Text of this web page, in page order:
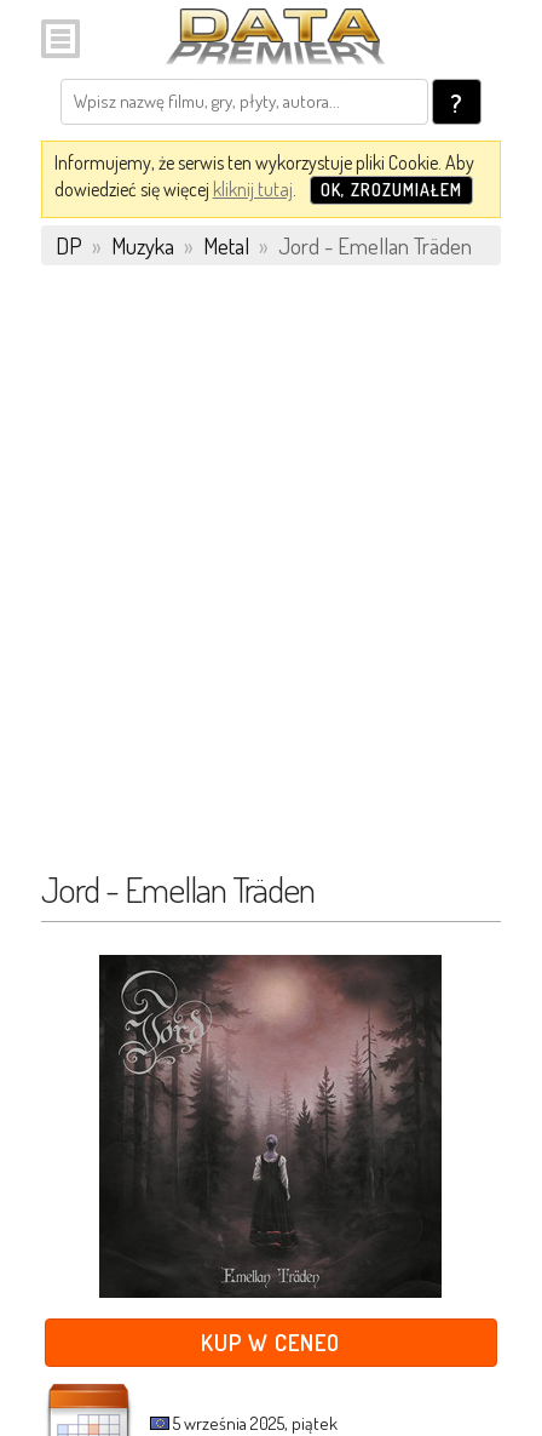
?
Informujemy, że serwis ten wykorzystuje pliki Cookie. Aby
dowiedzieć się więcej kliknij tutaj. OK, ZROZUMIAŁEM
DP » Muzyka » Metal » Jord - Emellan Träden
Jord - Emellan Träden
KUP W CENEO
5 września 2025, piątek